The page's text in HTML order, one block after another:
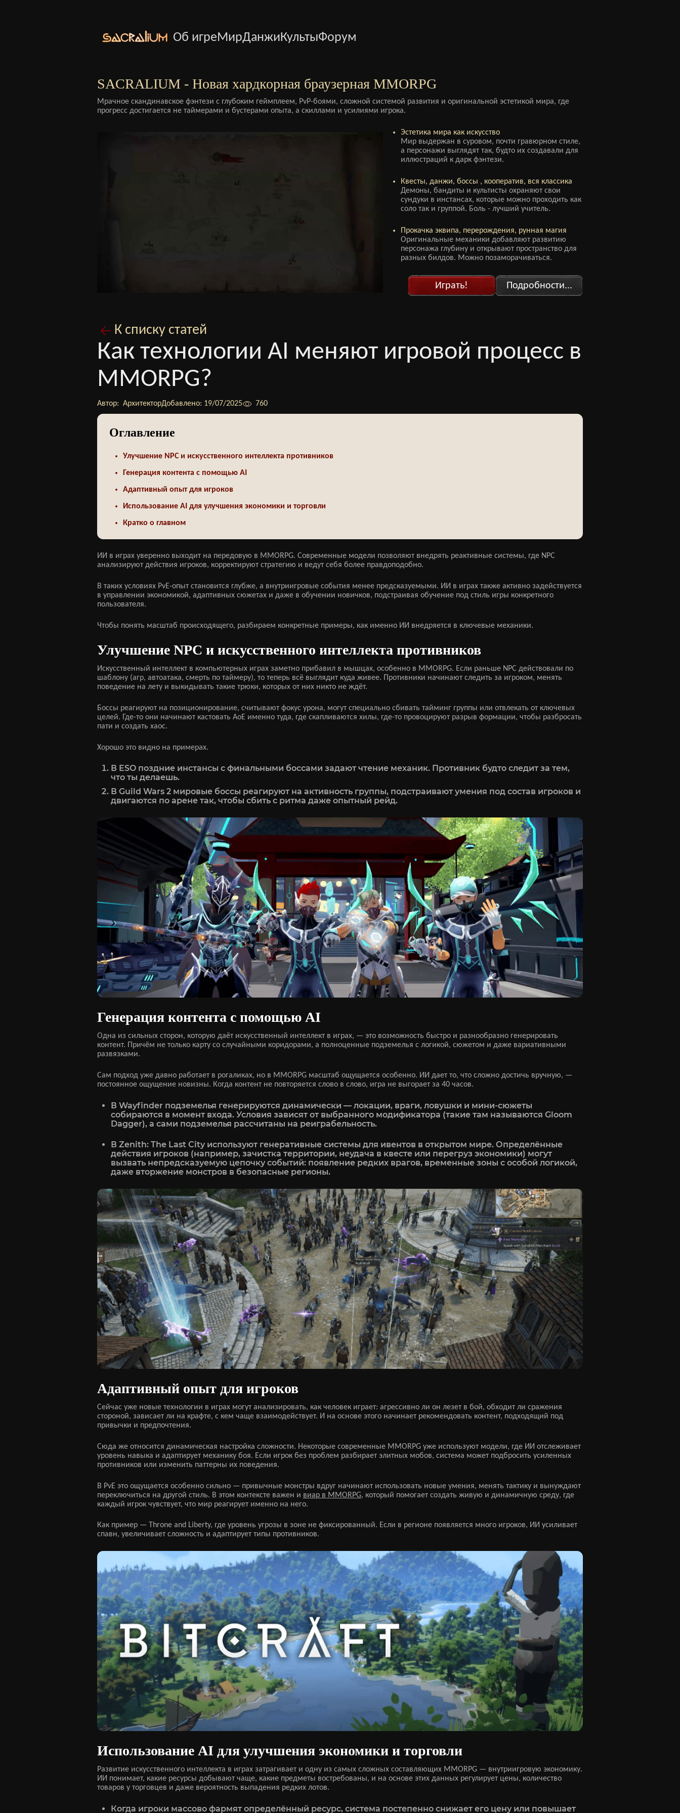
Об игреМирДанжиКультыФорум
SACRALIUM - Новая хардкорная браузерная MMORPG
Мрачное скандинавское фэнтези с глубоким геймплеем, PvP-боями, сложной системой развития и оригинальной эстетикой мира, где
прогресс достигается не таймерами и бустерами опыта, а скиллами и усилиями игрока.
Эстетика мира как искусство
Мир выдержан в суровом, почти гравюрном стиле,
а персонажи выглядят так, будто их создавали для
иллюстраций к дарк фэнтези.
Квесты, данжи, боссы , кооператив, вся классика
Демоны, бандиты и культисты охраняют свои
сундуки в инстансах, которые можно проходить как
соло так и группой. Боль - лучший учитель.
Прокачка эквипа, перерождения, рунная магия
Оригинальные механики добавляют развитию
персонажа глубину и открывают пространство для
разных билдов. Можно позаморачиваться.
Играть! Подробности...
К списку статей
Как технологии AI меняют игровой процесс в
MMORPG?
Автор: АрхитекторДобавлено: 19/07/2025 760
Оглавление
Улучшение NPC и искусственного интеллекта противников
Генерация контента с помощью AI
Адаптивный опыт для игроков
Использование AI для улучшения экономики и торговли
Кратко о главном
ИИ в играх уверенно выходит на передовую в MMORPG. Современные модели позволяют внедрять реактивные системы, где NPC
анализируют действия игроков, корректируют стратегию и ведут себя более правдоподобно.
В таких условиях PvE-опыт становится глубже, а внутриигровые события менее предсказуемыми. ИИ в играх также активно задействуется
в управлении экономикой, адаптивных сюжетах и даже в обучении новичков, подстраивая обучение под стиль игры конкретного
пользователя.
Чтобы понять масштаб происходящего, разбираем конкретные примеры, как именно ИИ внедряется в ключевые механики.
Улучшение NPC и искусственного интеллекта противников
Искусственный интеллект в компьютерных играх заметно прибавил в мышцах, особенно в MMORPG. Если раньше NPC действовали по
шаблону (агр, автоатака, смерть по таймеру), то теперь всё выглядит куда живее. Противники начинают следить за игроком, менять
поведение на лету и выкидывать такие трюки, которых от них никто не ждёт.
Боссы реагируют на позиционирование, считывают фокус урона, могут специально сбивать тайминг группы или отвлекать от ключевых
целей. Где-то они начинают кастовать АоЕ именно туда, где скапливаются хилы, где-то провоцируют разрыв формации, чтобы разбросать
пати и создать хаос.
Хорошо это видно на примерах.
В ESO поздние инстансы с финальными боссами задают чтение механик. Противник будто следит за тем,
что ты делаешь.
В Guild Wars 2 мировые боссы реагируют на активность группы, подстраивают умения под состав игроков и
двигаются по арене так, чтобы сбить с ритма даже опытный рейд.
Генерация контента с помощью AI
Одна из сильных сторон, которую даёт искусственный интеллект в играх, — это возможность быстро и разнообразно генерировать
контент. Причём не только карту со случайными коридорами, а полноценные подземелья с логикой, сюжетом и даже вариативными
развязками.
Сам подход уже давно работает в рогаликах, но в MMORPG масштаб ощущается особенно. ИИ дает то, что сложно достичь вручную, —
постоянное ощущение новизны. Когда контент не повторяется слово в слово, игра не выгорает за 40 часов.
В Wayfinder подземелья генерируются динамически — локации, враги, ловушки и мини-сюжеты
собираются в момент входа. Условия зависят от выбранного модификатора (такие там называются Gloom
Dagger), а сами подземелья рассчитаны на реиграбельность.
В Zenith: The Last City используют генеративные системы для ивентов в открытом мире. Определённые
действия игроков (например, зачистка территории, неудача в квесте или перегруз экономики) могут
вызвать непредсказуемую цепочку событий: появление редких врагов, временные зоны с особой логикой,
даже вторжение монстров в безопасные регионы.
Адаптивный опыт для игроков
Сейчас уже новые технологии в играх могут анализировать, как человек играет: агрессивно ли он лезет в бой, обходит ли сражения
стороной, зависает ли на крафте, с кем чаще взаимодействует. И на основе этого начинает рекомендовать контент, подходящий под
привычки и предпочтения.
Сюда же относится динамическая настройка сложности. Некоторые современные MMORPG уже используют модели, где ИИ отслеживает
уровень навыка и адаптирует механику боя. Если игрок без проблем разбирает элитных мобов, система может подбросить усиленных
противников или изменить паттерны их поведения.
В PvE это ощущается особенно сильно — привычные монстры вдруг начинают использовать новые умения, менять тактику и вынуждают
переключиться на другой стиль. В этом контексте важен и виар в MMORPG, который помогает создать живую и динамичную среду, где
каждый игрок чувствует, что мир реагирует именно на него.
Как пример — Throne and Liberty, где уровень угрозы в зоне не фиксированный. Если в регионе появляется много игроков, ИИ усиливает
спавн, увеличивает сложность и адаптирует типы противников.
Использование AI для улучшения экономики и торговли
Развитие искусственного интеллекта в играх затрагивает и одну из самых сложных составляющих MMORPG — внутриигровую экономику.
ИИ понимает, какие ресурсы добывают чаще, какие предметы востребованы, и на основе этих данных регулирует цены, количество
товаров у торговцев и даже вероятность выпадения редких лотов.
Когда игроки массово фармят определённый ресурс, система постепенно снижает его цену или повышает